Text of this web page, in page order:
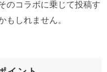
のコラボに乗じて投稿す
もしれません。